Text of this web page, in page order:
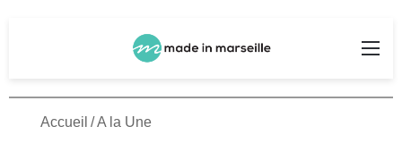
Accueil /A la Une